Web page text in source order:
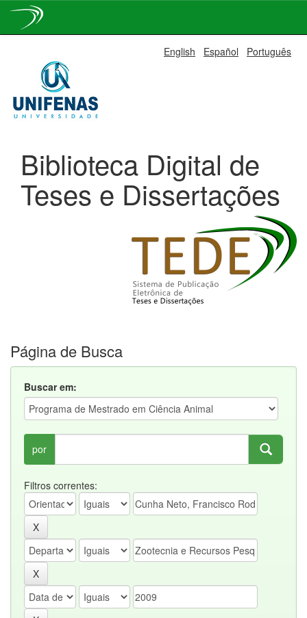
navigation
English Español Português
Biblioteca Digital de
Teses e Dissertações
Página de Busca
Buscar em:
por
Filtros correntes: